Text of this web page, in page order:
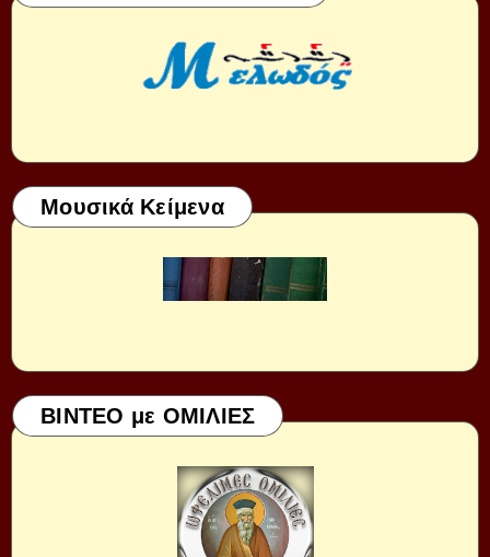
Μουσικά Κείμενα
ΒΙΝΤΕΟ με ΟΜΙΛΙΕΣ